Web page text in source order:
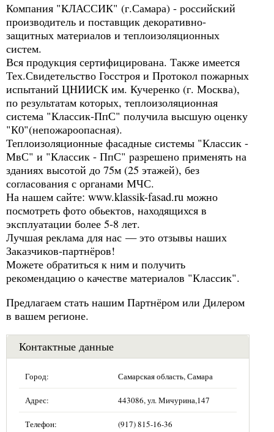
Компания "КЛАССИК" (г.Самара) - российский
производитель и поставщик декоративно-
защитных материалов и теплоизоляционных
систем.
Вся продукция сертифицирована. Также имеется
Тех.Свидетельство Госстроя и Протокол пожарных
испытаний ЦНИИСК им. Кучеренко (г. Москва),
по результатам которых, теплоизоляционная
система "Классик-ПпС" получила высшую оценку
"К0"(непожароопасная).
Теплоизоляционные фасадные системы "Классик -
МвС" и "Классик - ПпС" разрешено применять на
зданиях высотой до 75м (25 этажей), без
согласования с органами МЧС.
На нашем сайте: www.klassik-fasad.ru можно
посмотреть фото обьектов, находящихся в
эксплуатации более 5-8 лет.
Лучшая реклама для нас — это отзывы наших
Заказчиков-партнёров!
Можете обратиться к ним и получить
рекомендацию о качестве материалов "Классик".
Предлагаем стать нашим Партнёром или Дилером
в вашем регионе.
Контактные данные
Город: Самарская область, Самара
Адрес: 443086, ул. Мичурина,147
Телефон: (917) 815-16-36